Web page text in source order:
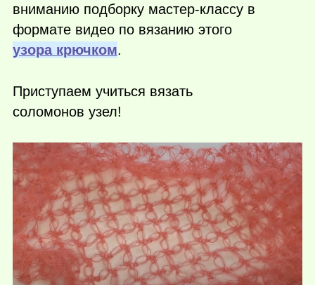
вниманию подборку мастер-классу в
формате видео по вязанию этого
узора крючком.
Приступаем учиться вязать
соломонов узел!